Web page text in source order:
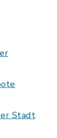
Stadt